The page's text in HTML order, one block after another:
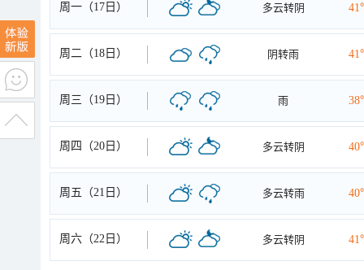
周一（17日） 多云转阴
周二（18日） 阴转雨
周三（19日） 雨
周四（20日） 多云转阴
周五（21日） 多云转雨
周六（22日） 多云转阴